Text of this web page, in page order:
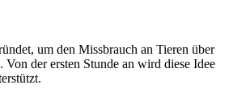
um den Missbrauch an Tieren über
der ersten Stunde an wird diese Idee